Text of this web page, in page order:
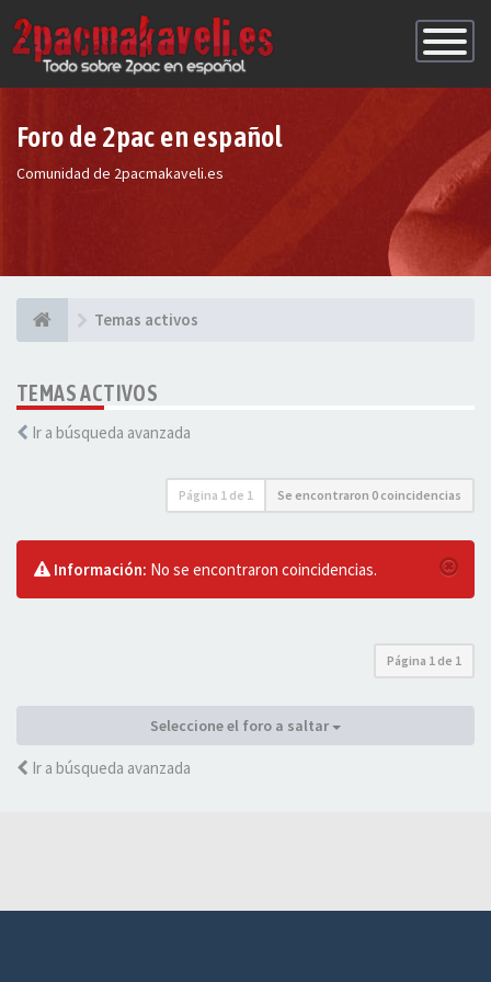
de
Foro de 2pac en español
Comunidad de 2pacmakaveli.es
Temas activos
TEMAS ACTIVOS
Ir a búsqueda avanzada
Página 1 de 1 Se encontraron 0 coincidencias
Información: No se encontraron coincidencias.
Página 1 de 1
Seleccione el foro a saltar
Ir a búsqueda avanzada